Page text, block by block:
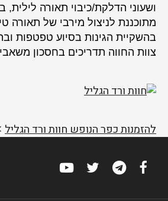
ושעוני הדלקת/כיבוי תאורה לילית,
מתוכננת לניצול מירבי של תאורה
בהשקיית הגינות בסיוע טפטפות
צוות החווה תדריכים בחסכון
להזמנות כפר הנופש חוות ורד הגליל